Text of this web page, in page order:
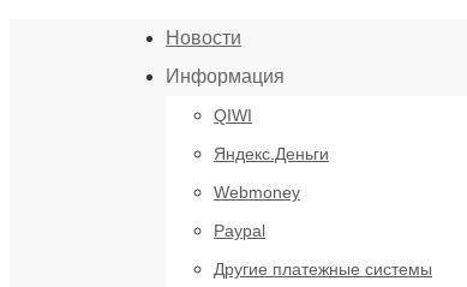
Новости
Информация
QIWI
Яндекс.Деньги
Webmoney
Paypal
Другие платежные системы